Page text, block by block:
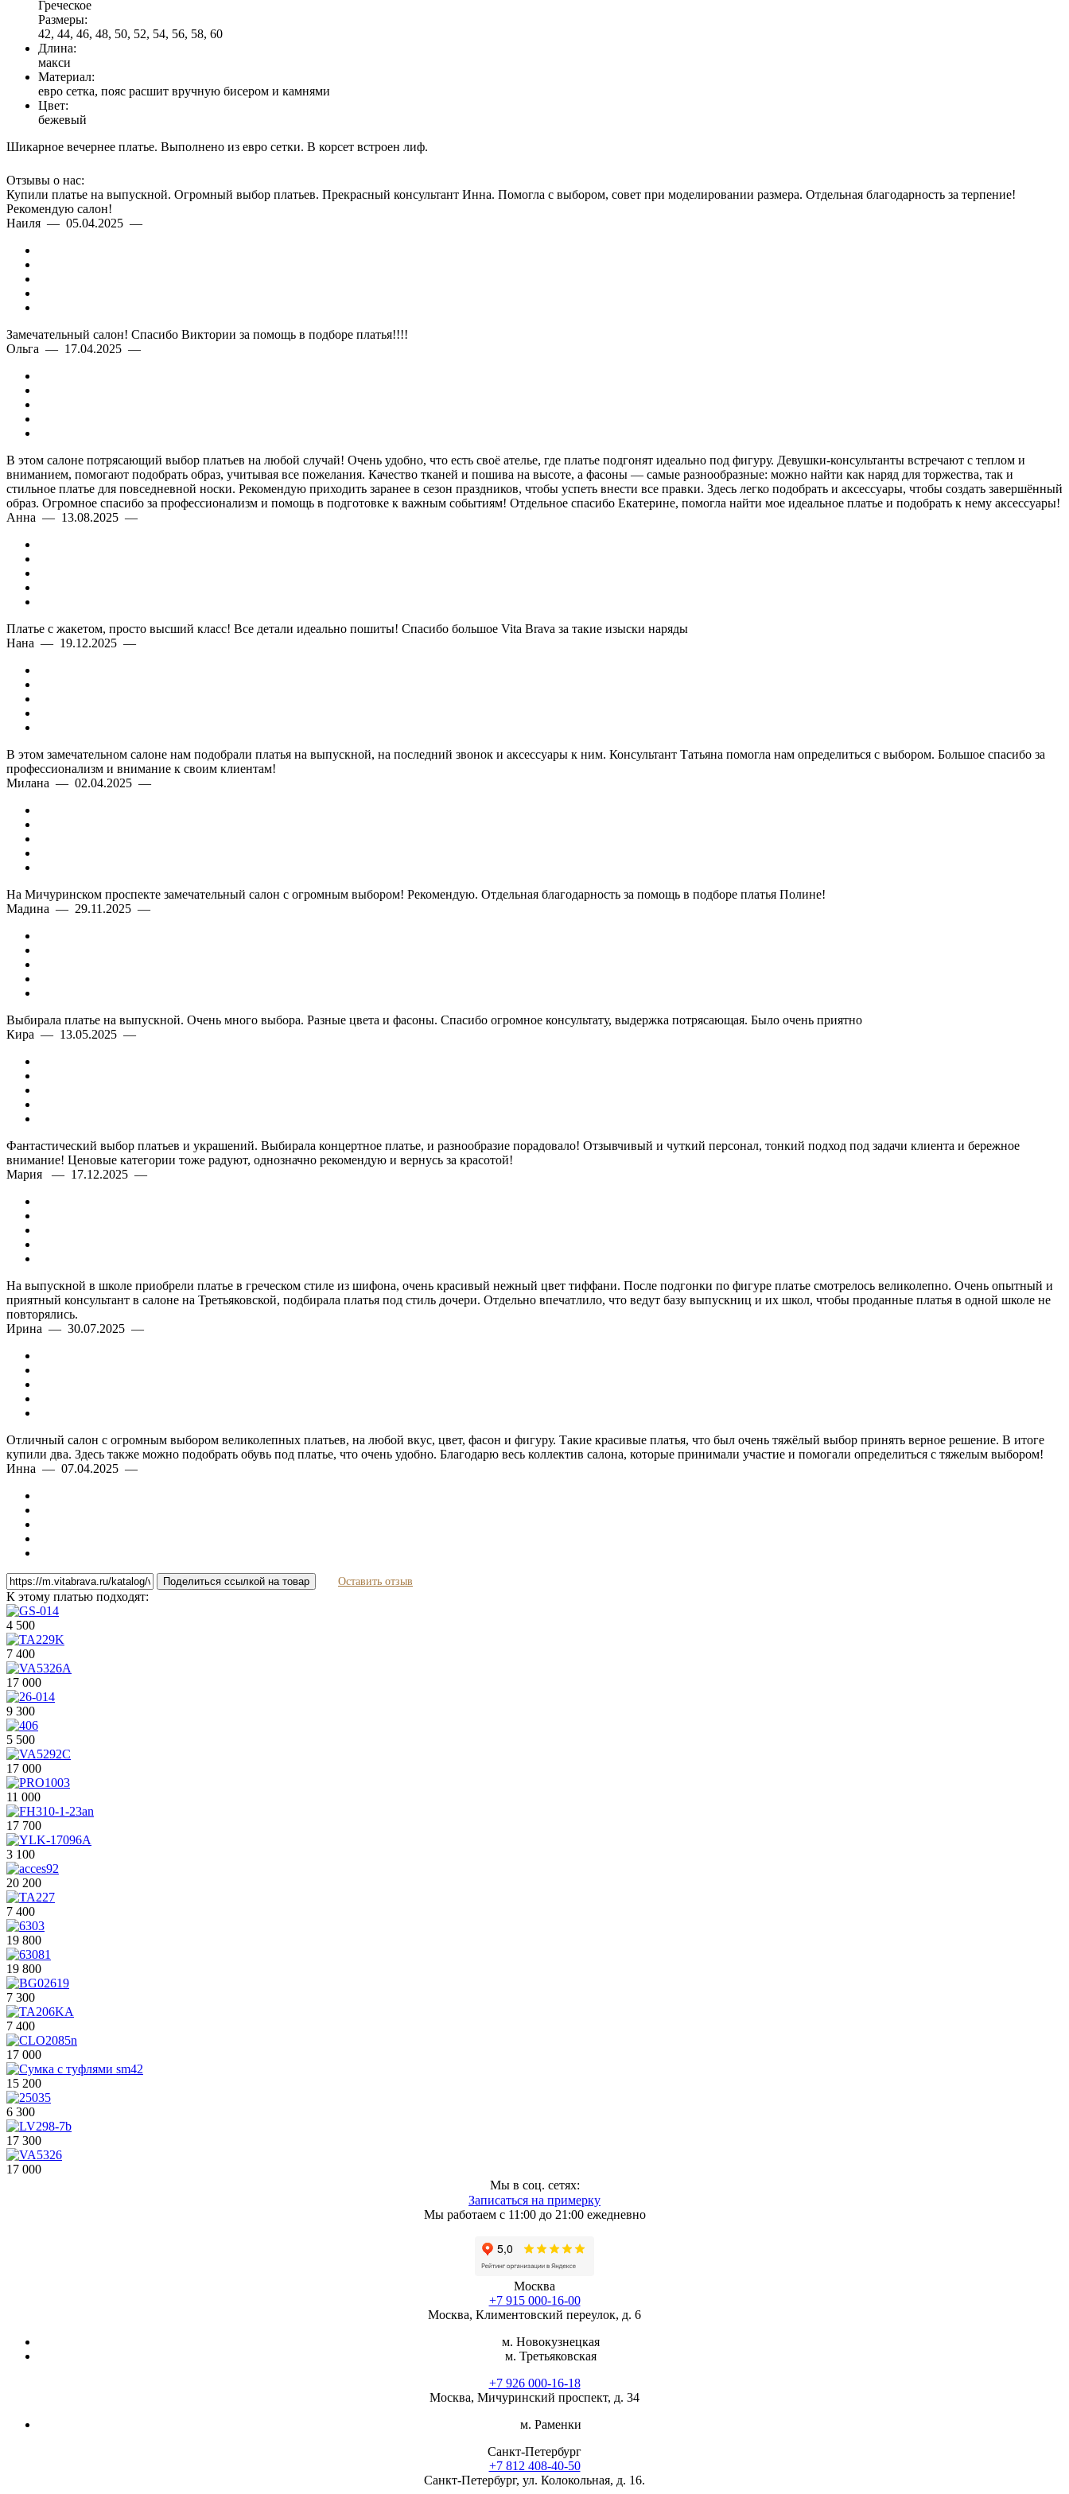
Греческое
Размеры:
42, 44, 46, 48, 50, 52, 54, 56, 58, 60
Длина:
макси
Материал:
евро сетка, пояс расшит вручную бисером и камнями
Цвет:
бежевый
Шикарное вечернее платье. Выполнено из евро сетки. В корсет встроен лиф.
Отзывы о нас:
Купили платье на выпускной. Огромный выбор платьев. Прекрасный консультант Инна. Помогла с выбором, совет при моделировании размера. Отдельная благодарность за терпение!
Рекомендую салон!
Наиля — 05.04.2025 —
Замечательный салон! Спасибо Виктории за помощь в подборе платья!!!!
Ольга — 17.04.2025 —
В этом салоне потрясающий выбор платьев на любой случай! Очень удобно, что есть своё ателье, где платье подгонят идеально под фигуру. Девушки-консультанты встречают с теплом и
вниманием, помогают подобрать образ, учитывая все пожелания. Качество тканей и пошива на высоте, а фасоны — самые разнообразные: можно найти как наряд для торжества, так и
стильное платье для повседневной носки. Рекомендую приходить заранее в сезон праздников, чтобы успеть внести все правки. Здесь легко подобрать и аксессуары, чтобы создать завершённый
образ. Огромное спасибо за профессионализм и помощь в подготовке к важным событиям! Отдельное спасибо Екатерине, помогла найти мое идеальное платье и подобрать к нему аксессуары!
Анна — 13.08.2025 —
Платье с жакетом, просто высший класс! Все детали идеально пошиты! Спасибо большое Vita Brava за такие изыски наряды
Нана — 19.12.2025 —
В этом замечательном салоне нам подобрали платья на выпускной, на последний звонок и аксессуары к ним. Консультант Татьяна помогла нам определиться с выбором. Большое спасибо за
профессионализм и внимание к своим клиентам!
Милана — 02.04.2025 —
На Мичуринском проспекте замечательный салон с огромным выбором! Рекомендую. Отдельная благодарность за помощь в подборе платья Полине!
Мадина — 29.11.2025 —
Выбирала платье на выпускной. Очень много выбора. Разные цвета и фасоны. Спасибо огромное консультату, выдержка потрясающая. Было очень приятно
Кира — 13.05.2025 —
Фантастический выбор платьев и украшений. Выбирала концертное платье, и разнообразие порадовало! Отзывчивый и чуткий персонал, тонкий подход под задачи клиента и бережное
внимание! Ценовые категории тоже радуют, однозначно рекомендую и вернусь за красотой!
Мария — 17.12.2025 —
На выпускной в школе приобрели платье в греческом стиле из шифона, очень красивый нежный цвет тиффани. После подгонки по фигуре платье смотрелось великолепно. Очень опытный и
приятный консультант в салоне на Третьяковской, подбирала платья под стиль дочери. Отдельно впечатлило, что ведут базу выпускниц и их школ, чтобы проданные платья в одной школе не
повторялись.
Ирина — 30.07.2025 —
Отличный салон с огромным выбором великолепных платьев, на любой вкус, цвет, фасон и фигуру. Такие красивые платья, что был очень тяжёлый выбор принять верное решение. В итоге
купили два. Здесь также можно подобрать обувь под платье, что очень удобно. Благодарю весь коллектив салона, которые принимали участие и помогали определиться с тяжелым выбором!
Инна — 07.04.2025 —
Поделиться ссылкой на товар Оставить отзыв
К этому платью подходят:
4 500
7 400
17 000
9 300
5 500
17 000
11 000
17 700
3 100
20 200
7 400
19 800
19 800
7 300
7 400
17 000
15 200
6 300
17 300
17 000
Мы в соц. сетях:
Записаться на примерку
Мы работаем с 11:00 до 21:00 ежедневно
Москва
+7 915 000-16-00
Москва, Климентовский переулок, д. 6
м. Новокузнецкая
м. Третьяковская
+7 926 000-16-18
Москва, Мичуринский проспект, д. 34
м. Раменки
Санкт-Петербург
+7 812 408-40-50
Санкт-Петербург, ул. Колокольная, д. 16.